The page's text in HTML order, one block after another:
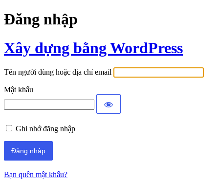
Đăng nhập
Xây dựng bằng WordPress
Tên người dùng hoặc địa chỉ email
Mật khẩu
Ghi nhớ đăng nhập
Bạn quên mật khẩu?